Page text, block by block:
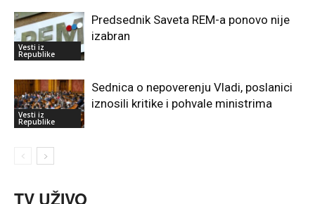
Vesti iz
Republike
Predsednik Saveta REM-a ponovo nije
izabran
Vesti iz
Republike
Sednica o nepoverenju Vladi, poslanici
iznosili kritike i pohvale ministrima
TV UŽIVO